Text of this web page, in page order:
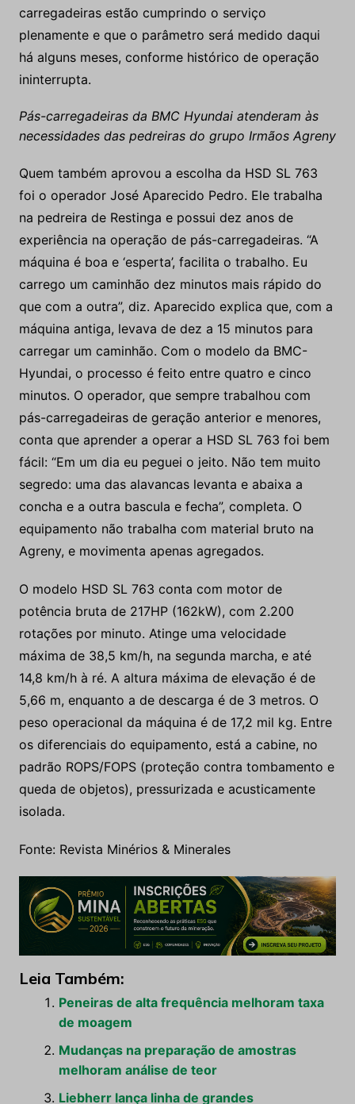
carregadeiras estão cumprindo o serviço
plenamente e que o parâmetro será medido daqui
há alguns meses, conforme histórico de operação
ininterrupta.
Pás-carregadeiras da BMC Hyundai atenderam às
necessidades das pedreiras do grupo Irmãos Agreny
Quem também aprovou a escolha da HSD SL 763
foi o operador José Aparecido Pedro. Ele trabalha
na pedreira de Restinga e possui dez anos de
experiência na operação de pás-carregadeiras. “A
máquina é boa e ‘esperta’, facilita o trabalho. Eu
carrego um caminhão dez minutos mais rápido do
que com a outra”, diz. Aparecido explica que, com a
máquina antiga, levava de dez a 15 minutos para
carregar um caminhão. Com o modelo da BMC-
Hyundai, o processo é feito entre quatro e cinco
minutos. O operador, que sempre trabalhou com
pás-carregadeiras de geração anterior e menores,
conta que aprender a operar a HSD SL 763 foi bem
fácil: “Em um dia eu peguei o jeito. Não tem muito
segredo: uma das alavancas levanta e abaixa a
concha e a outra bascula e fecha”, completa. O
equipamento não trabalha com material bruto na
Agreny, e movimenta apenas agregados.
O modelo HSD SL 763 conta com motor de
potência bruta de 217HP (162kW), com 2.200
rotações por minuto. Atinge uma velocidade
máxima de 38,5 km/h, na segunda marcha, e até
14,8 km/h à ré. A altura máxima de elevação é de
5,66 m, enquanto a de descarga é de 3 metros. O
peso operacional da máquina é de 17,2 mil kg. Entre
os diferenciais do equipamento, está a cabine, no
padrão ROPS/FOPS (proteção contra tombamento e
queda de objetos), pressurizada e acusticamente
isolada.
Fonte: Revista Minérios & Minerales
Leia Também:
Peneiras de alta frequência melhoram taxa
de moagem
Mudanças na preparação de amostras
melhoram análise de teor
Liebherr lança linha de grandes